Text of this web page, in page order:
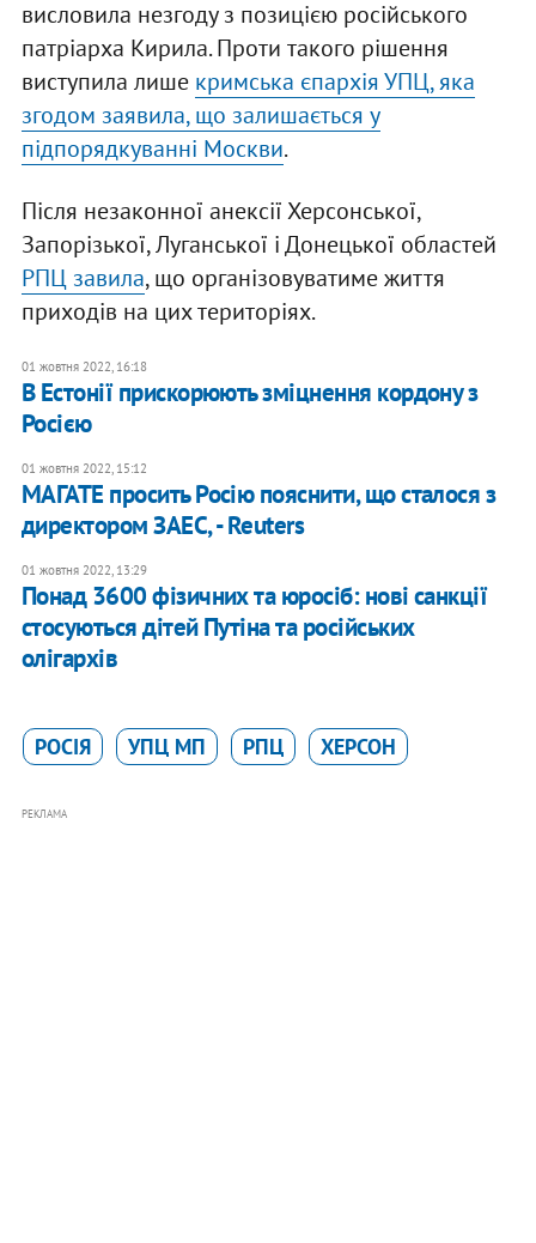
висловила незгоду з позицією російського
патріарха Кирила. Проти такого рішення
виступила лише кримська єпархія УПЦ, яка
згодом заявила, що залишається у
підпорядкуванні Москви.
Після незаконної анексії Херсонської,
Запорізької, Луганської і Донецької областей
РПЦ завила, що організовуватиме життя
приходів на цих територіях.
01 жовтня 2022, 16:18
В Естонії прискорюють зміцнення кордону з
Росією
01 жовтня 2022, 15:12
МАГАТЕ просить Росію пояснити, що сталося з
директором ЗАЕС, - Reuters
01 жовтня 2022, 13:29
Понад 3600 фізичних та юросіб: нові санкції
стосуються дітей Путіна та російських
олігархів
РОСІЯ УПЦ МП РПЦ ХЕРСОН
РЕКЛАМА